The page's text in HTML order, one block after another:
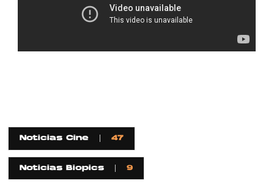
Noticias Cine 47
Noticias Biopics 9